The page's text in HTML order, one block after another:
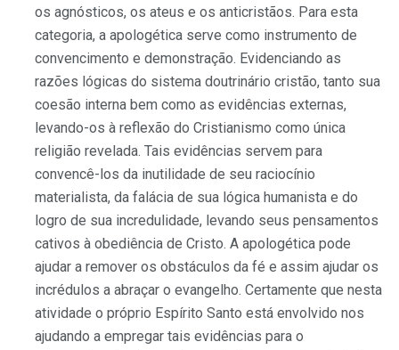
os agnósticos, os ateus e os anticristãos. Para esta
categoria, a apologética serve como instrumento de
convencimento e demonstração. Evidenciando as
razões lógicas do sistema doutrinário cristão, tanto sua
coesão interna bem como as evidências externas,
levando-os à reflexão do Cristianismo como única
religião revelada. Tais evidências servem para
convencê-los da inutilidade de seu raciocínio
materialista, da falácia de sua lógica humanista e do
logro de sua incredulidade, levando seus pensamentos
cativos à obediência de Cristo. A apologética pode
ajudar a remover os obstáculos da fé e assim ajudar os
incrédulos a abraçar o evangelho. Certamente que nesta
atividade o próprio Espírito Santo está envolvido nos
ajudando a empregar tais evidências para o